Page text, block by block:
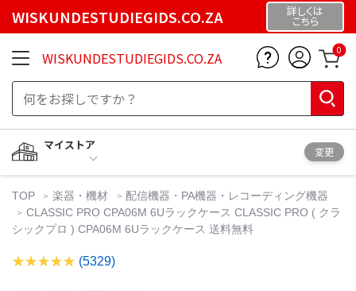
WISKUNDESTUDIEGIDS.CO.ZA 詳しくは
こちら
WISKUNDESTUDIEGIDS.CO.ZA 0
マイストア
変更
TOP 楽器・機材
配信機器・PA機器・レコーディング機器
CLASSIC PRO CPA06M 6Uラックケース CLASSIC PRO ( クラ
シックプロ ) CPA06M 6Uラックケース 送料無料
(5329)